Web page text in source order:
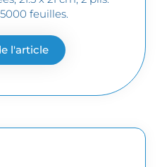
feuilles.
l'article